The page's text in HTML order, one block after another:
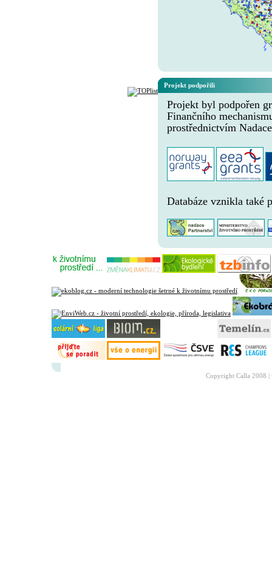
Projekt podpořili
Projekt byl podpořen
Finančního
prostřednictvím
Databáze vznikla také
Copyright Calla 2008 |